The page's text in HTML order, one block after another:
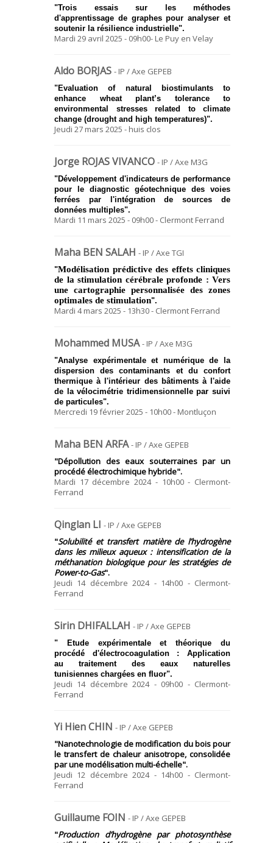
"Trois essais sur les méthodes
d'apprentissage de graphes pour analyser et
soutenir la résilience industrielle".
Mardi 29 avril 2025 - 09h00- Le Puy en Velay
Aldo BORJAS - IP / Axe GEPEB
"Evaluation of natural biostimulants to
enhance wheat plant’s tolerance to
environmental stresses related to climate
change (drought and high temperatures)".
Jeudi 27 mars 2025 - huis clos
Jorge ROJAS VIVANCO - IP / Axe M3G
"Développement d'indicateurs de performance
pour le diagnostic géotechnique des voies
ferrées par l'intégration de sources de
données multiples".
Mardi 11 mars 2025 - 09h00 - Clermont Ferrand
Maha BEN SALAH - IP / Axe TGI
"Modélisation prédictive des effets cliniques
de la stimulation cérébrale profonde : Vers
une cartographie personnalisée des zones
optimales de stimulation".
Mardi 4 mars 2025 - 13h30 - Clermont Ferrand
Mohammed MUSA- IP / Axe M3G
"Analyse expérimentale et numérique de la
dispersion des contaminants et du confort
thermique à l'intérieur des bâtiments à l'aide
de la vélocimétrie tridimensionnelle par suivi
de particules".
Mercredi 19 février 2025 - 10h00 - Montluçon
Maha BEN ARFA- IP / Axe GEPEB
"Dépollution des eaux souterraines par un
procédé électrochimique hybride".
Mardi 17 décembre 2024 - 10h00 - Clermont-
Ferrand
Qinglan LI - IP / Axe GEPEB
"Solubilité et transfert matière de l’hydrogène
dans les milieux aqueux : intensification de la
méthanation biologique pour les stratégies de
Power-to-Gas".
Jeudi 14 décembre 2024 - 14h00 - Clermont-
Ferrand
Sirin DHIFALLAH - IP / Axe GEPEB
"
Etude expérimentale et théorique du
procédé d'électrocoagulation : Application
au traitement des eaux naturelles
tunisiennes chargées en fluor".
Jeudi 14 décembre 2024 - 09h00 - Clermont-
Ferrand
Yi Hien CHIN - IP / Axe GEPEB
"Nanotechnologie de modification du bois pour
le transfert de chaleur anisotrope, consolidée
par une modélisation multi-échelle".
Jeudi 12 décembre 2024 - 14h00 - Clermont-
Ferrand
Guillaume FOIN - IP / Axe GEPEB
"Production d’hydrogène par photosynthèse